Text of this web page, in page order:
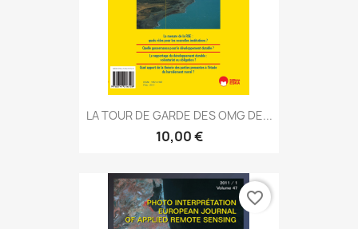
LA TOUR DE GARDE DES OMG DE...
10,00 €
favorite_border